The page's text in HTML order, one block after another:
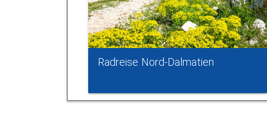
Radreise Nord-Dalmatien